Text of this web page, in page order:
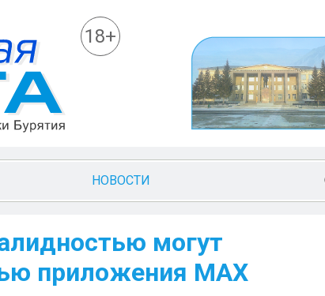
18+
НОВОСТИ
могут
приложения МАХ